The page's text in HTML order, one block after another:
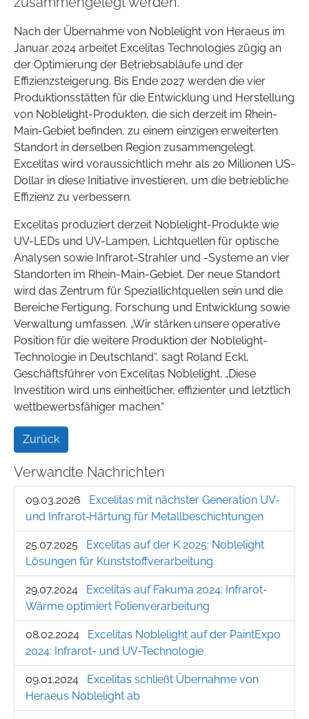
Nach der Übernahme von Noblelight von Heraeus im
Januar 2024 arbeitet Excelitas Technologies zügig an
der Optimierung der Betriebsabläufe und der
Effizienzsteigerung. Bis Ende 2027 werden die vier
Produktionsstätten für die Entwicklung und Herstellung
von Noblelight-Produkten, die sich derzeit im Rhein-
Main-Gebiet befinden, zu einem einzigen erweiterten
Standort in derselben Region zusammengelegt.
Excelitas wird voraussichtlich mehr als 20 Millionen US-
Dollar in diese Initiative investieren, um die betriebliche
Effizienz zu verbessern.
Excelitas produziert derzeit Noblelight-Produkte wie
UV-LEDs und UV-Lampen, Lichtquellen für optische
Analysen sowie Infrarot-Strahler und -Systeme an vier
Standorten im Rhein-Main-Gebiet. Der neue Standort
wird das Zentrum für Speziallichtquellen sein und die
Bereiche Fertigung, Forschung und Entwicklung sowie
Verwaltung umfassen. „Wir stärken unsere operative
Position für die weitere Produktion der Noblelight-
Technologie in Deutschland“, sagt Roland Eckl,
Geschäftsführer von Excelitas Noblelight. „Diese
Investition wird uns einheitlicher, effizienter und letztlich
wettbewerbsfähiger machen.“
Zurück
Verwandte Nachrichten
09.03.2026
Excelitas mit nächster Generation UV‑
und Infrarot‑Härtung für Metallbeschichtungen
25.07.2025
Excelitas auf der K 2025: Noblelight
Lösungen für Kunststoffverarbeitung
29.07.2024
Excelitas auf Fakuma 2024: Infrarot-
Wärme optimiert Folienverarbeitung
08.02.2024
Excelitas Noblelight auf der PaintExpo
2024: Infrarot- und UV-Technologie
09.01.2024
Excelitas schließt Übernahme von
Heraeus Noblelight ab